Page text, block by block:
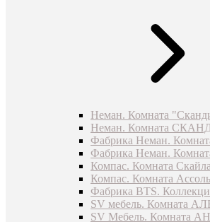
Неман. Комната
Неман. Комната
Фабрика Неман.
Фабрика Неман.
Компас. Комната
Компас. Комната Ассоль
Фабрика BTS.
SV мебель. Комната
SV Мебель. Комната